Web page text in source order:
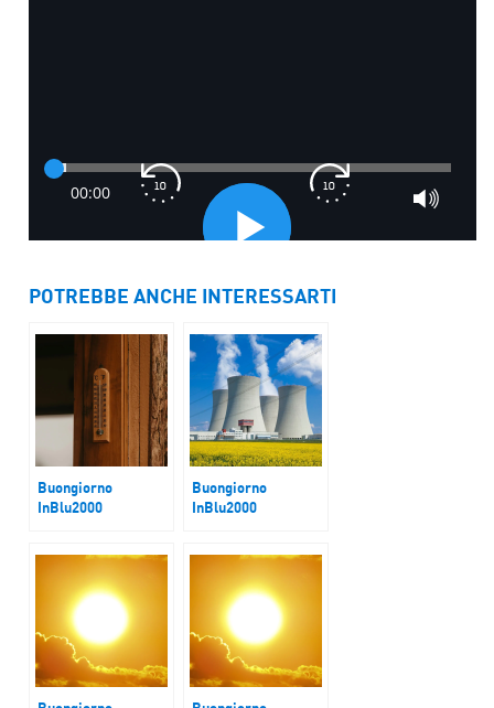
POTREBBE ANCHE INTERESSARTI
Buongiorno
InBlu2000
Buongiorno
InBlu2000